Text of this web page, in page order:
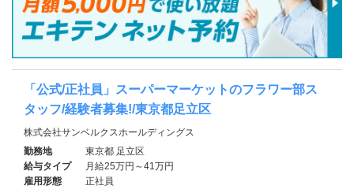
「公式/正社員」スーパーマーケットのフラワー部ス
タッフ/経験者募集!/東京都足立区
株式会社サンベルクスホールディングス
勤務地
東京都 足立区
給与タイプ
月給25万円～41万円
雇用形態
正社員